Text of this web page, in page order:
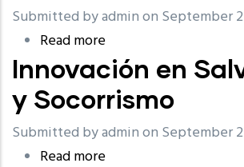
Submitted byadminon September
Read more
Programa
Llave
Verde
Innovación en
y Socorrismo
Submitted byadminon September
Read more